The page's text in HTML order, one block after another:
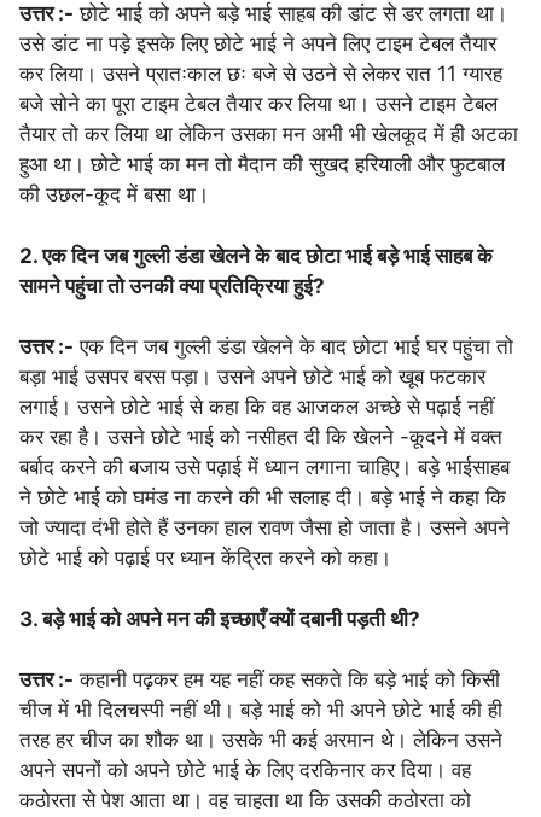
उत्तर :- छोटे भाई को अपने बड़े भाई साहब की डांट से डर लगता था।
उसे डांट ना पड़े इसके लिए छोटे भाई ने अपने लिए टाइम टेबल तैयार
कर लिया। उसने प्रातःकाल छः बजे से उठने से लेकर रात 11 ग्यारह
बजे सोने का पूरा टाइम टेबल तैयार कर लिया था। उसने टाइम टेबल
तैयार तो कर लिया था लेकिन उसका मन अभी भी खेलकूद में ही अटका
हुआ था। छोटे भाई का मन तो मैदान की सुखद हरियाली और फुटबाल
की उछल-कूद में बसा था।
2. एक दिन जब गुल्ली डंडा खेलने के बाद छोटा भाई बड़े भाई साहब के
सामने पहुंचा तो उनकी क्या प्रतिक्रिया हुई?
उत्तर :- एक दिन जब गुल्ली डंडा खेलने के बाद छोटा भाई घर पहुंचा तो
बड़ा भाई उसपर बरस पड़ा। उसने अपने छोटे भाई को खूब फटकार
लगाई। उसने छोटे भाई से कहा कि वह आजकल अच्छे से पढ़ाई नहीं
कर रहा है। उसने छोटे भाई को नसीहत दी कि खेलने -कूदने में वक्त
बर्बाद करने की बजाय उसे पढ़ाई में ध्यान लगाना चाहिए। बड़े भाईसाहब
ने छोटे भाई को घमंड ना करने की भी सलाह दी। बड़े भाई ने कहा कि
जो ज्यादा दंभी होते हैं उनका हाल रावण जैसा हो जाता है। उसने अपने
छोटे भाई को पढ़ाई पर ध्यान केंद्रित करने को कहा।
3. बड़े भाई को अपने मन की इच्छाएँ क्यों दबानी पड़ती थी?
उत्तर :- कहानी पढ़कर हम यह नहीं कह सकते कि बड़े भाई को किसी
चीज में भी दिलचस्पी नहीं थी। बड़े भाई को भी अपने छोटे भाई की ही
तरह हर चीज का शौक था। उसके भी कई अरमान थे। लेकिन उसने
अपने सपनों को अपने छोटे भाई के लिए दरकिनार कर दिया। वह
कठोरता से पेश आता था। वह चाहता था कि उसकी कठोरता को